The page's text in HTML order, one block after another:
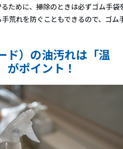
ために、掃除のときは必ずゴム手袋
荒れを防ぐこともできるので、ゴム
ド）の油汚れは「温
がポイント！